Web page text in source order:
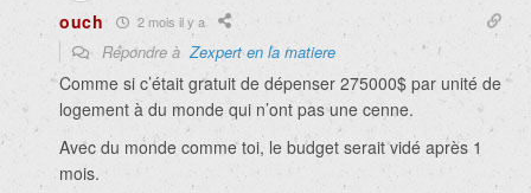
ouch 2 mois il y a
Répondre àZexpert en la matiere
Comme si c’était gratuit de dépenser 275000$ par unité de
logement à du monde qui n’ont pas une cenne.
Avec du monde comme toi, le budget serait vidé après 1
mois.